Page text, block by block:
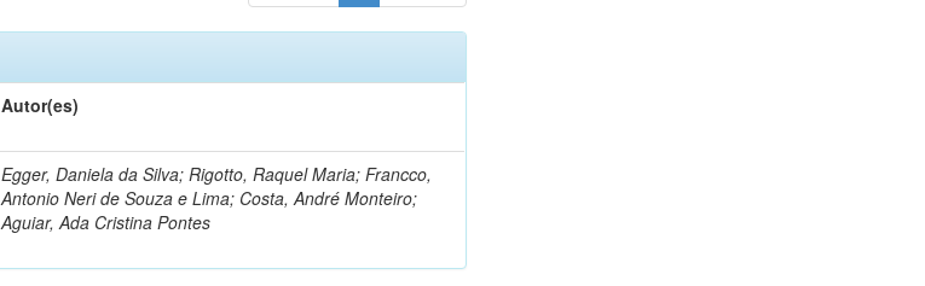
Autor(es)
Egger, Daniela da Silva; Rigotto, Raquel Maria; Francco,
Antonio Neri de Souza e Lima; Costa, André Monteiro;
Aguiar, Ada Cristina Pontes